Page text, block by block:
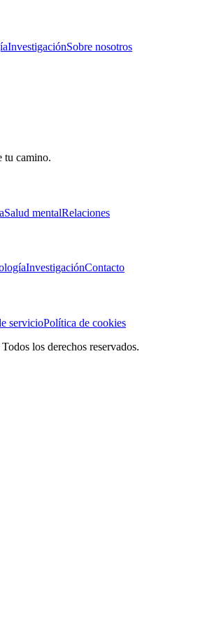
InvestigaciónSobre nosotros
tu camino.
Salud mentalRelaciones
InvestigaciónContacto
servicioPolítica de cookies
Todos los derechos reservados.